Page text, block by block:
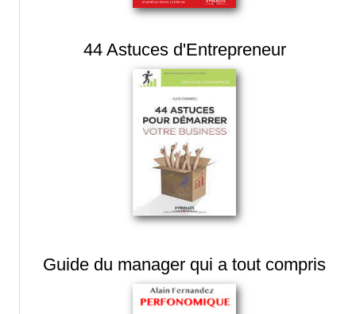
44 Astuces d'Entrepreneur
Guide du manager qui a tout compris